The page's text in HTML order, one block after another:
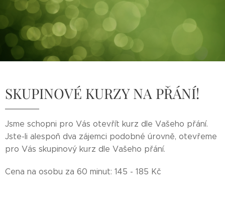
SKUPINOVÉ KURZY NA PŘÁNÍ!
Jsme schopni pro Vás otevřít kurz dle Vašeho přání.
Jste-li alespoň dva zájemci podobné úrovně, otevřeme
pro Vás skupinový kurz dle Vašeho přání.
Cena na osobu za 60 minut: 145 - 185 Kč